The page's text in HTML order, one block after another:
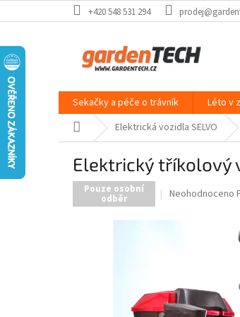
na
+420 548 531 294
Sekačky a péče o trávník Léto v
Domů Elektrická vozidla SELVO
Elektrický tříkolový
Pouze osobní
odběr
Průměrné
produktu
hvězdiček.
Neohodnoceno